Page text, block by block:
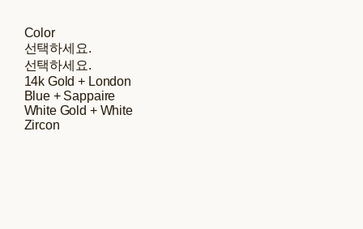
Color
선택하세요.
선택하세요.
14k Gold + London
Blue + Sappaire
White Gold + White
Zircon